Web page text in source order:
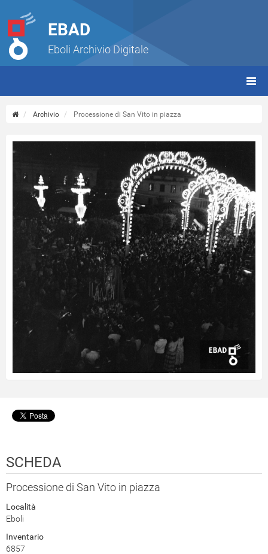
EBAD
Eboli Archivio Digitale
Archivio Processione di San Vito in piazza
SCHEDA
Processione di San Vito in piazza
Località
Eboli
Inventario
6857